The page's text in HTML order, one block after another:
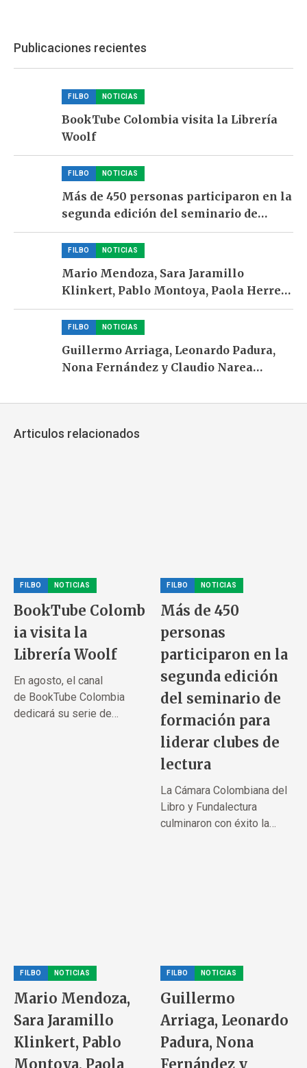
Bolonia 2023
Publicaciones recientes
FILBO NOTICIAS
BookTube Colombia visita la Librería
Woolf
FILBO NOTICIAS
Más de 450 personas participaron en la
segunda edición del seminario de
formación para liderar clubes de
lectura
FILBO NOTICIAS
Mario Mendoza, Sara Jaramillo
Klinkert, Pablo Montoya, Paola Herrera
y María Elvira Samper llegan a Ulibro
2026
FILBO NOTICIAS
Guillermo Arriaga, Leonardo Padura,
Nona Fernández y Claudio Narea
salvaje’ en Ulibro 2026
Articulos relacionados
FILBO NOTICIAS
BookTube Colomb
ia visita la
Librería Woolf
En agosto, el canal
de BookTube Colombia
dedicará su serie de
FILBO NOTICIAS
Más de 450
personas
participaron en la
segunda edición
del seminario de
formación para
liderar clubes de
lectura
La Cámara Colombiana del
Libro y Fundalectura
culminaron con éxito la
FILBO NOTICIAS
Mario Mendoza,
Sara Jaramillo
Klinkert, Pablo
Montoya, Paola
FILBO NOTICIAS
Guillermo
Arriaga, Leonardo
Padura, Nona
Fernández y